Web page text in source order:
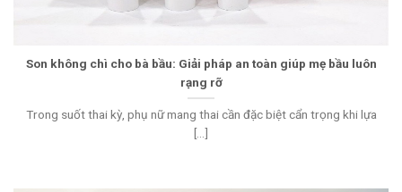
Son không chì cho bà bầu: Giải pháp an toàn giúp mẹ bầu luôn
rạng rỡ
Trong suốt thai kỳ, phụ nữ mang thai cần đặc biệt cẩn trọng khi lựa
[...]